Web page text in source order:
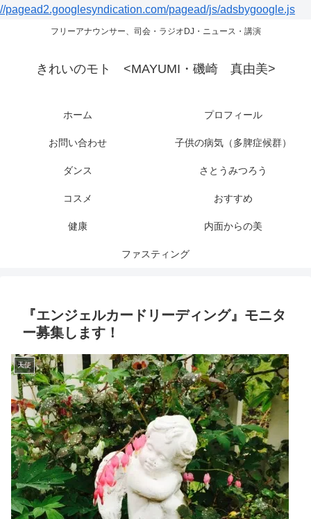
//pagead2.googlesyndication.com/pagead/js/adsbygoogle.js
フリーアナウンサー、司会・ラジオDJ・ニュース・講演
きれいのモト <MAYUMI・磯崎 真由美>
ホーム プロフィール
お問い合わせ 子供の病気（多脾症候群）
ダンス さとうみつろう
コスメ おすすめ
健康 内面からの美
ファスティング
『エンジェルカードリーディング』モニタ
ー募集します！
天使